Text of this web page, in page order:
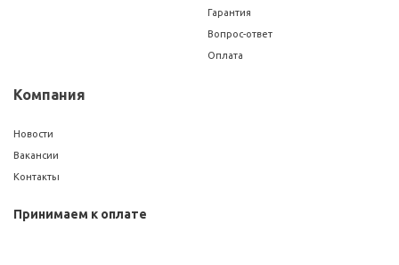
Гарантия
Вопрос-ответ
Оплата
Компания
Новости
Вакансии
Контакты
Принимаем к оплате